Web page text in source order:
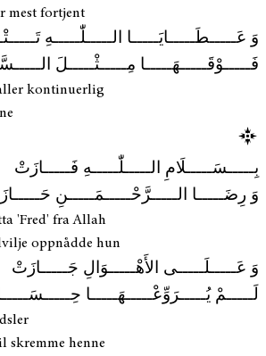
mest fortjent
وَ عَـــــطَـــــايَـــــا الـــــلّٰـــــهِ
فَـــــوْقَـــــهَـــــا مِـــــثْـــــلَ
kontinuerlig
بِـــــسَـــــلَامِ الـــــلّٰـــــهِ فَـــــازَتْ
وَ رِضَـــــا الـــــرَّحْـــــمَـــــنِ
'Fred' fra Allah
oppnådde hun
وَ عَـــــلَـــــى الأَهْـــــوَالِ جَـــــازَتْ
لَـــــمْ يُـــــرَوِّعْـــــهَـــــا
skremme henne